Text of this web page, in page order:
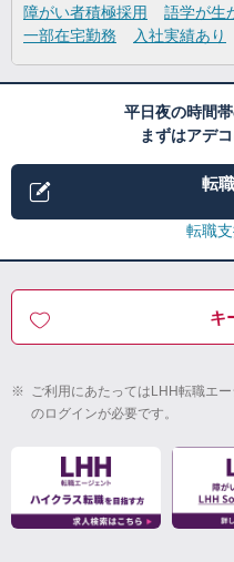
障がい者積極採用
語学が生
一部在宅勤務
入社実績あり
平日夜の時間
まずはアデ
転
転職
キ
※ ご利用にあたってはLHH転職エ
のログインが必要です。